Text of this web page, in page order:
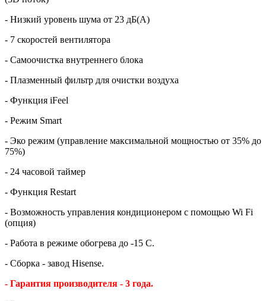
- Низкий уровень шума от 23 дБ(А)
- 7 скоростей вентилятора
- Самоочистка внутреннего блока
- Плазменный фильтр для очистки воздуха
- Функция iFeel
- Режим Smart
- Эко режим (управление максимальной мощностью от 35% до
75%)
- 24 часовой таймер
- Функция Restart
- Возможность управления кондиционером с помощью Wi Fi
(опция)
- Работа в режиме обогрева до -15 С.
- Сборка - завод Hisense.
- Гарантия производителя - 3 года.